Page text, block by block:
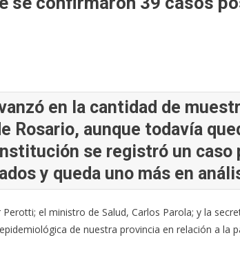
en la cantidad de
Rosario, aunque todavía
se registró un caso
y queda uno más en
el ministro de Salud, Carlos Parola; y la
de nuestra provincia en relación a la